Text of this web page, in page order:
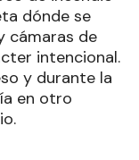
cuando
del
por el
calle Roldán y
al